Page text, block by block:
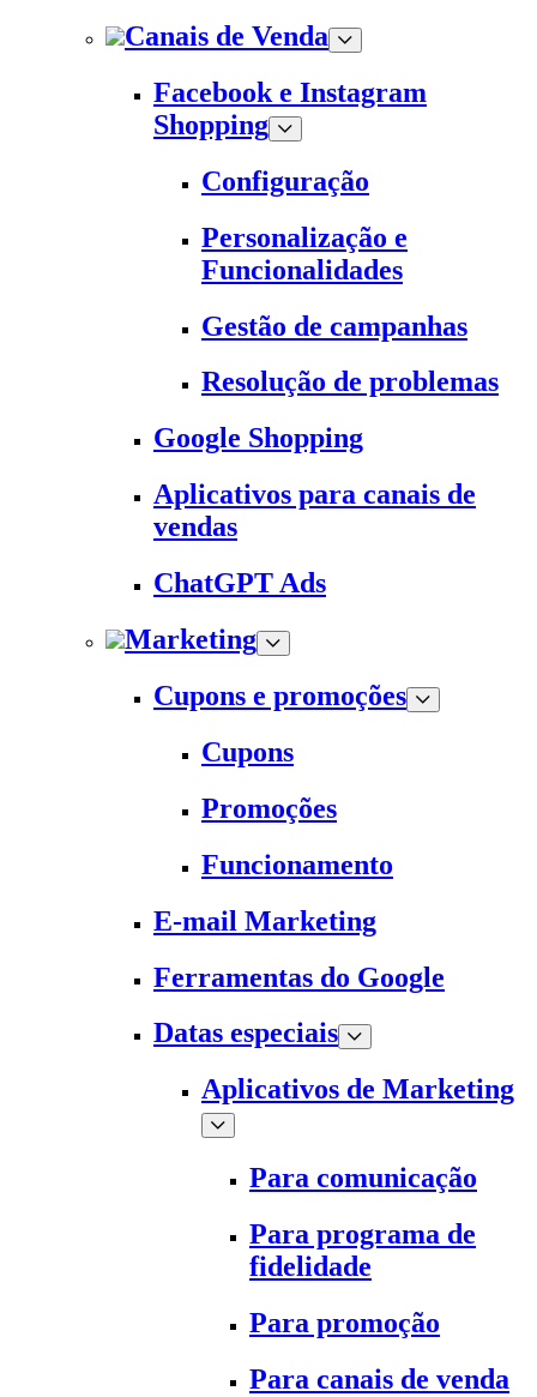
Canais de Venda
Facebook e Instagram
Shopping
Configuração
Personalização e
Funcionalidades
Gestão de campanhas
Resolução de problemas
Google Shopping
Aplicativos para canais de
vendas
ChatGPT Ads
Marketing
Cupons e promoções
Cupons
Promoções
Funcionamento
E-mail Marketing
Ferramentas do Google
Datas especiais
Aplicativos de Marketing
Para comunicação
Para programa de
fidelidade
Para promoção
Para canais de venda